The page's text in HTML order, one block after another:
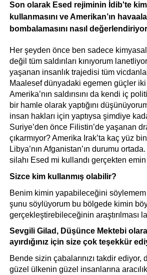
Son olarak Esed rejiminin İdib'te
kullanmasını ve Amerikan’ın
bombalamasını nasıl
Her şeyden önce ben sadece kimyasal
değil tüm saldırıları kınıyorum
yaşanan insanlık trajedisi tüm
Maalesef dünyadaki egemen güçler iki
Amerika’nın saldırısını da kendi iç
bir hamle olarak yaptığını
insan hakları için yaptıysa şimdiye
Suriye’den önce Filistin’de yaşanan
çıkarmıyor? Amerika Irak’ta kaç yüz
Libya’nın Afganistan’ın durumu
silahı Esed mi kullandı gerçekten
Sizce kim kullanmış olabilir?
Benim kimin yapabileceğini
şunu söylüyorum bu bölgede kimin
gerçekleştirebileceğinin araştırılması
Sevgili Gilad, Düşünce Mektebi
ayırdığınız için size çok teşekkür
Bende sizin çabalarınızı takdir ediyor,
güzel ülkenin güzel insanlarına